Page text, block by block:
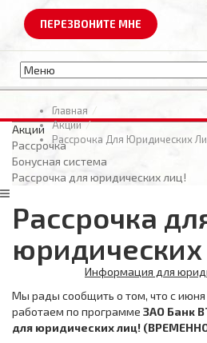
ПЕРЕЗВОНИТЕ МНЕ
Главная
Акции
Рассрочка Для Юридических
Акции
Рассрочка
Бонусная система
Рассрочка для юридических лиц!
Рассрочка
Информация для
Мы рады сообщить о том, что с
работаем по программе ЗАО Банк
для юридических лиц!